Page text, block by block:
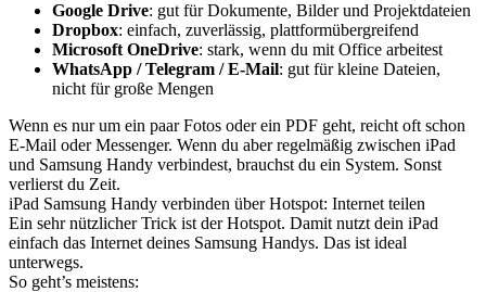
Google Drive: gut für Dokumente, Bilder und Projektdateien
Dropbox: einfach, zuverlässig, plattformübergreifend
Microsoft OneDrive: stark, wenn du mit Office arbeitest
WhatsApp / Telegram / E-Mail: gut für kleine Dateien,
nicht für große Mengen
Wenn es nur um ein paar Fotos oder ein PDF geht, reicht oft schon
E-Mail oder Messenger. Wenn du aber regelmäßig zwischen iPad
und Samsung Handy verbindest, brauchst du ein System. Sonst
verlierst du Zeit.
iPad Samsung Handy verbinden über Hotspot: Internet teilen
Ein sehr nützlicher Trick ist der Hotspot. Damit nutzt dein iPad
einfach das Internet deines Samsung Handys. Das ist ideal
unterwegs.
So geht’s meistens: